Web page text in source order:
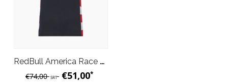
RedBull America Race Team T-Shirt Homme Night Sky Bleu 2024
€74,00SRT €51,00*